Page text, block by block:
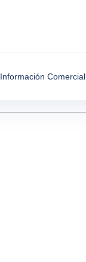
Información Comercial